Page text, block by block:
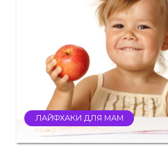
ЛАЙФХАКИ ДЛЯ МАМ